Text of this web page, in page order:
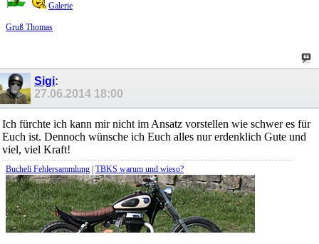
Galerie
Gruß Thomas
Sigi:
27.06.2014 18:00
Ich fürchte ich kann mir nicht im Ansatz vorstellen wie schwer es für
Euch ist. Dennoch wünsche ich Euch alles nur erdenklich Gute und
viel, viel Kraft!
Bucheli Fehlersammlung TBKS warum und wieso?